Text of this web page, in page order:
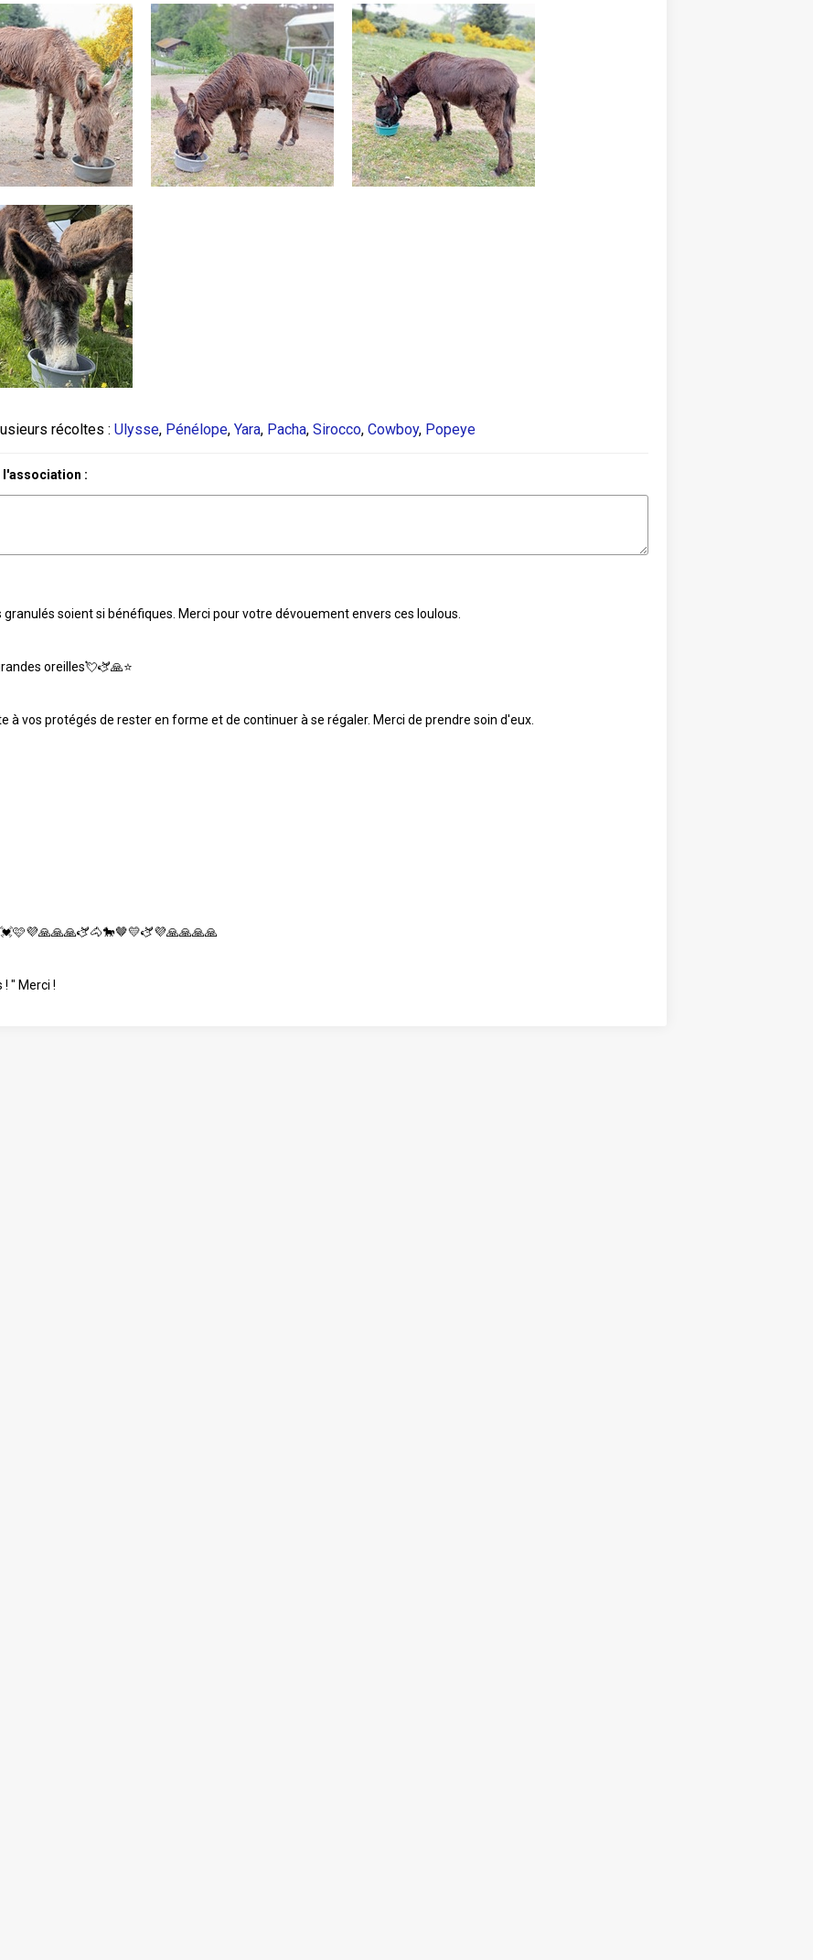
récoltes : Ulysse, Pénélope, Yara, Pacha, Sirocco, Cowboy, Popeye
l'association :
soient si bénéfiques. Merci pour votre dévouement envers ces loulous.
oreilles💘🫏🙏⭐️
à vos protégés de rester en forme et de continuer à se régaler. Merci de prendre soin d'eux.
" Merci !